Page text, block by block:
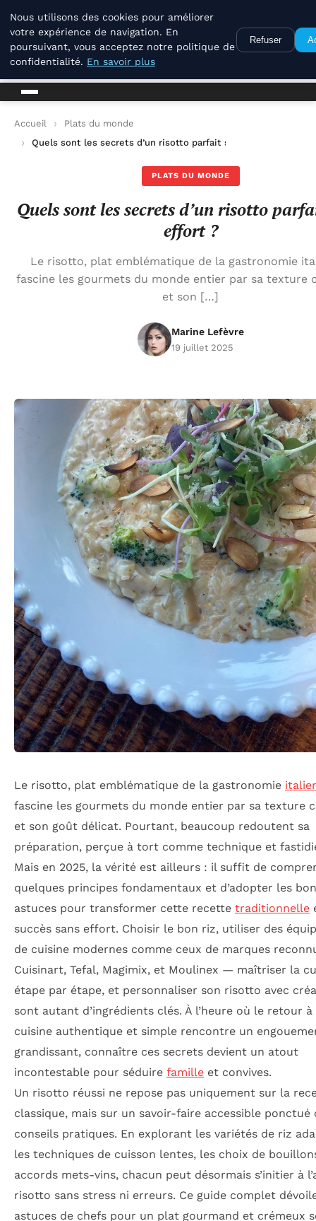
La Compagnie Des Terroirs
La Compagnie Des Terroirs
Accueil
Plats du monde
Quels sont les secrets d’un risotto parfait sans effort ?
PLATS DU MONDE
Quels sont les secrets d’un risotto
effort ?
Le risotto, plat emblématique de la gastronomie
fascine les gourmets du monde entier par sa texture
et son […]
Marine Lefèvre
19 juillet 2025
Le risotto, plat emblématique de la gastronomie
fascine les gourmets du monde entier par sa texture
et son goût délicat. Pourtant, beaucoup redoutent sa
préparation, perçue à tort comme technique et
Mais en 2025, la vérité est ailleurs : il suffit de
quelques principes fondamentaux et d’adopter les
astuces pour transformer cette recette traditionnelle
succès sans effort. Choisir le bon riz, utiliser des
de cuisine modernes comme ceux de marques
Cuisinart, Tefal, Magimix, et Moulinex — maîtriser la
étape par étape, et personnaliser son risotto avec
sont autant d’ingrédients clés. À l’heure où le retour à
cuisine authentique et simple rencontre un
grandissant, connaître ces secrets devient un atout
incontestable pour séduire famille et convives.
Un risotto réussi ne repose pas uniquement sur la
classique, mais sur un savoir-faire accessible ponctué
conseils pratiques. En explorant les variétés de riz
les techniques de cuisson lentes, les choix de
accords mets-vins, chacun peut désormais s’initier à
risotto sans stress ni erreurs. Ce guide complet
astuces de chefs pour un plat gourmand et crémeux
Nous utilisons des cookies pour améliorer
votre expérience de navigation. En
poursuivant, vous acceptez notre politique de
confidentialité. En savoir plus
Refuser